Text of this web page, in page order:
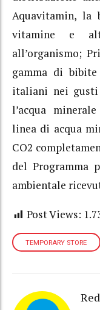
Aquavitamin, la
vitamine e
all’organismo;
gamma di
italiani nei gusti
l’acqua
linea di acqua
CO2
del Programma
ambientale
Post Views:
TEMPORARY STORE